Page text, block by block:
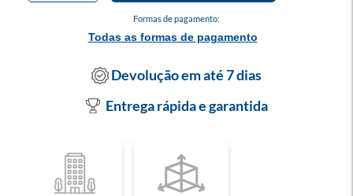
Formas de pagamento:
Todas as formas de pagamento
Devolução em até 7 dias
Entrega rápida e garantida